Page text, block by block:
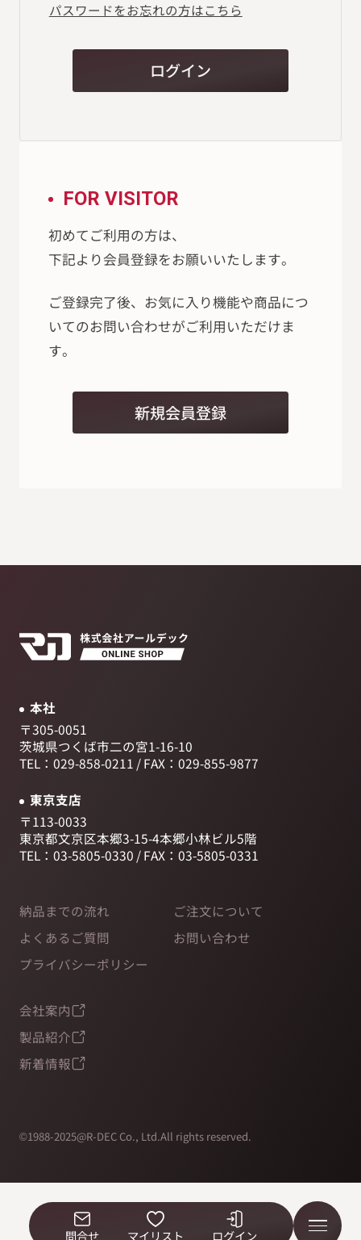
問合せ マイリスト ログイン
パスワードをお忘れの方はこちら
ログイン
FOR VISITOR
初めてご利用の方は、
下記より会員登録をお願いいたします。
ご登録完了後、お気に入り機能や商品につ
いてのお問い合わせがご利用いただけま
す。
新規会員登録
本社
〒305-0051
茨城県つくば市二の宮1-16-10
TEL：029-858-0211 /FAX：029-855-9877
東京支店
〒113-0033
東京都文京区本郷3-15-4本郷小林ビル5階
TEL：03-5805-0330 /FAX：03-5805-0331
納品までの流れ
ご注文について
よくあるご質問
お問い合わせ
プライバシーポリシー
会社案内
製品紹介
新着情報
©1988-2025@R-DEC Co., Ltd.All rights reserved.